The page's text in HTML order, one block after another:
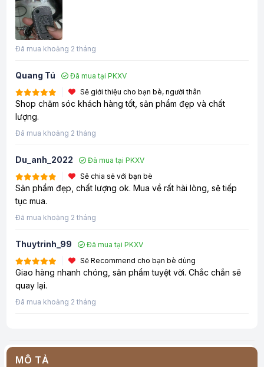
MÔ TẢ
Đã mua khoảng 2 tháng
Quang Tú
Đã mua tại PKXV
Sẽ giới thiệu cho bạn bè, người thân
Shop chăm sóc khách hàng tốt, sản phẩm đẹp và chất
lượng.
Đã mua khoảng 2 tháng
Du_anh_2022
Đã mua tại PKXV
Sẽ chia sẻ với bạn bè
Sản phẩm đẹp, chất lượng ok. Mua về rất hài lòng, sẽ tiếp
tục mua.
Đã mua khoảng 2 tháng
Thuytrinh_99
Đã mua tại PKXV
Sẽ Recommend cho bạn bè dùng
Giao hàng nhanh chóng, sản phẩm tuyệt vời. Chắc chắn sẽ
quay lại.
Đã mua khoảng 2 tháng